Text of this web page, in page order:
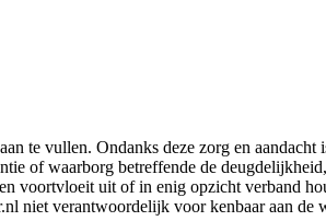
te vullen. Ondanks deze zorg en aandacht
of waarborg betreffende de
voortvloeit uit of in enig opzicht verband
niet verantwoordelijk voor kenbaar aan de